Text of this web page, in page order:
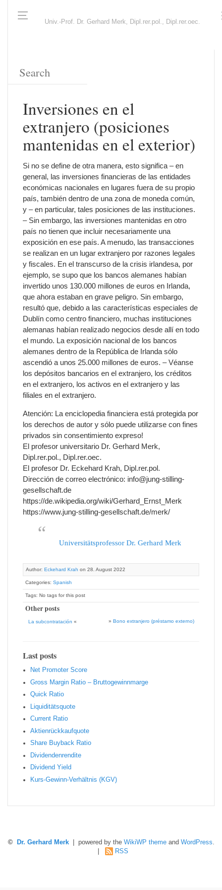
Univ.-Prof. Dr. Gerhard Merk, Dipl.rer.pol., Dipl.rer.oec.
Inversiones en el
extranjero (posiciones
mantenidas en el exterior)
Si no se define de otra manera, esto significa – en
general, las inversiones financieras de las entidades
económicas nacionales en lugares fuera de su propio
país, también dentro de una zona de moneda común,
y – en particular, tales posiciones de las instituciones.
– Sin embargo, las inversiones mantenidas en otro
país no tienen que incluir necesariamente una
exposición en ese país. A menudo, las transacciones
se realizan en un lugar extranjero por razones legales
y fiscales. En el transcurso de la crisis irlandesa, por
ejemplo, se supo que los bancos alemanes habían
invertido unos 130.000 millones de euros en Irlanda,
que ahora estaban en grave peligro. Sin embargo,
resultó que, debido a las características especiales de
Dublín como centro financiero, muchas instituciones
alemanas habían realizado negocios desde allí en todo
el mundo. La exposición nacional de los bancos
alemanes dentro de la República de Irlanda sólo
ascendió a unos 25.000 millones de euros. – Véanse
los depósitos bancarios en el extranjero, los créditos
en el extranjero, los activos en el extranjero y las
filiales en el extranjero.
Atención: La enciclopedia financiera está protegida por
los derechos de autor y sólo puede utilizarse con fines
privados sin consentimiento expreso!
El profesor universitario Dr. Gerhard Merk,
Dipl.rer.pol., Dipl.rer.oec.
El profesor Dr. Eckehard Krah, Dipl.rer.pol.
Dirección de correo electrónico: info@jung-stilling-
gesellschaft.de
https://de.wikipedia.org/wiki/Gerhard_Ernst_Merk
https://www.jung-stilling-gesellschaft.de/merk/
Universitätsprofessor Dr. Gerhard Merk
Author: Eckehard Krah on 28. August 2022
Categories: Spanish
Tags: No tags for this post
Other posts
La subcontratación « » Bono extranjero (préstamo externo)
Last posts
Net Promoter Score
Gro ss Margin Ratio – Bruttogewinnmarge
Quic k Ratio
Liquiditätsquote
Current Ratio
Aktienrückkaufquote
Sha re Buyback Ratio
Dividendenrendite
Dividend Yield
Kurs-Gewinn-Verhältnis (KGV)
© Dr. Gerhard Merk| powered by the WikiWP themeand WordPress.
RSS